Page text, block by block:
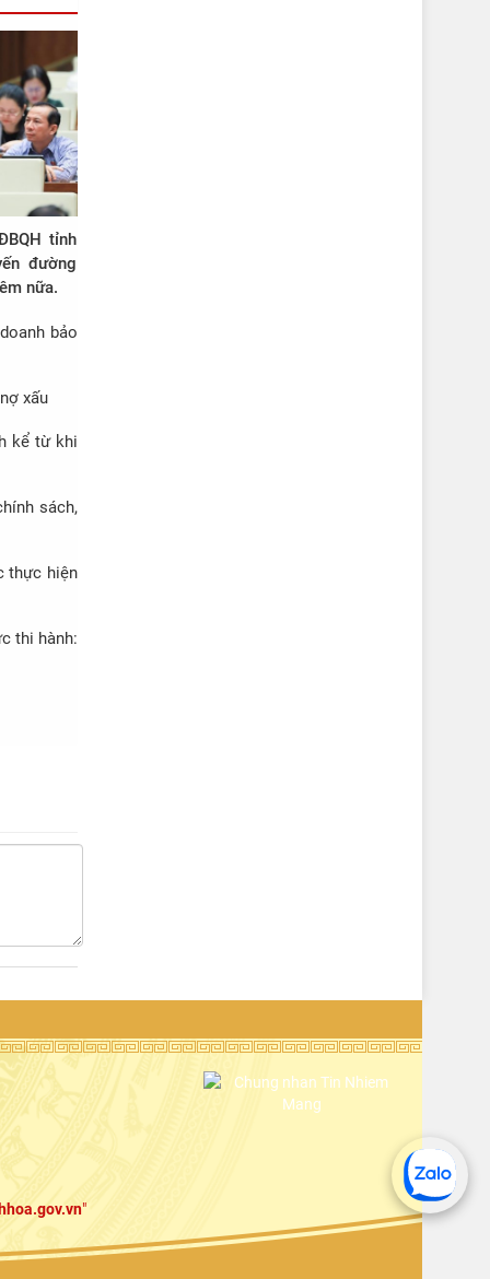
tỉnh
đường
nữa.
bảo
xấu
kể từ khi
sách,
thực hiện
thi hành:
"